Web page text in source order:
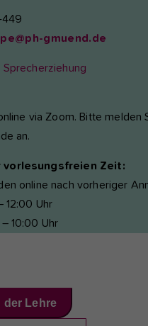
449
gmuend.de
Sprecherziehung
via Zoom. Bitte melden
an.
vorlesungsfreien Zeit:
online nach vorheriger
12:00 Uhr
10:00 Uhr
der Lehre